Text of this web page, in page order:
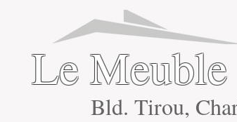
Le Meuble
Bld. Tirou,